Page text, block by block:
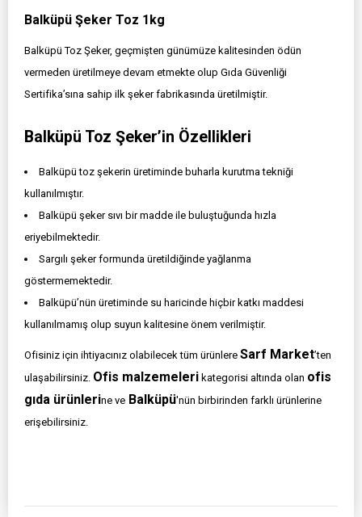
Balküpü Şeker Toz 1kg
Balküpü Toz Şeker, geçmişten günümüze kalitesinden ödün
vermeden üretilmeye devam etmekte olup Gıda Güvenliği
Sertifika’sına sahip ilk şeker fabrikasında üretilmiştir.
Balküpü Toz Şeker’in Özellikleri
Balküpü toz şekerin üretiminde buharla kurutma tekniği
kullanılmıştır.
Balküpü şeker sıvı bir madde ile buluştuğunda hızla
eriyebilmektedir.
Sargılı şeker formunda üretildiğinde yağlanma
göstermemektedir.
Balküpü’nün üretiminde su haricinde hiçbir katkı maddesi
kullanılmamış olup suyun kalitesine önem verilmiştir.
Ofisiniz için ihtiyacınız olabilecek tüm ürünlere Sarf Market’ten
ulaşabilirsiniz. Ofis malzemeleri kategorisi altında olan ofis
gıda ürünlerine ve Balküpü'nün birbirinden farklı ürünlerine
erişebilirsiniz.